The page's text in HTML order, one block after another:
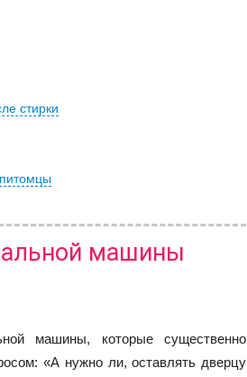
стирки
машины
машины, которые существенно
«А нужно ли, оставлять дверцу